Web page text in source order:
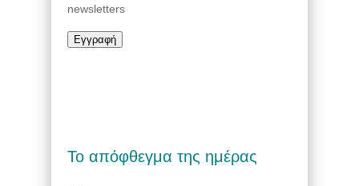
newsletters
Το απόφθεγμα της ημέρας